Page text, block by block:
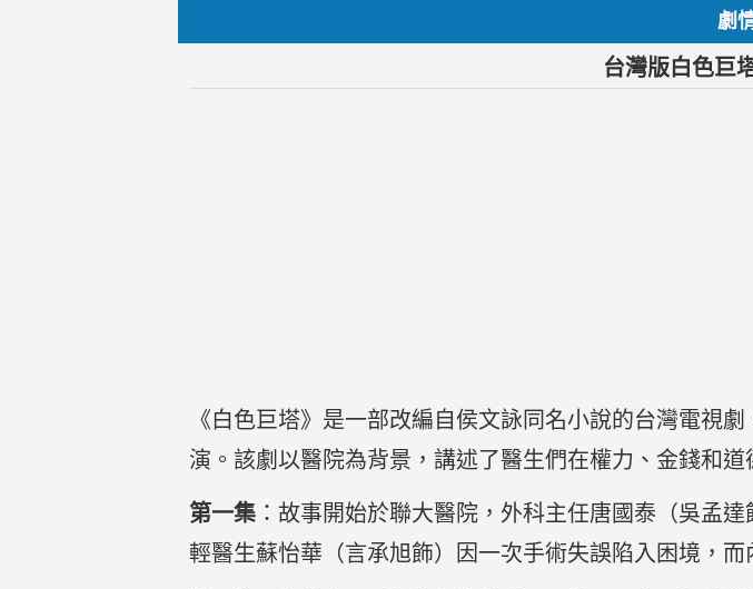
劇
台灣版白色巨
《白色巨塔》是一部改編自侯文詠同名小說的台灣電視
演。該劇以醫院為背景，講述了醫生們在權力、金錢和
第一集 ：故事開始於聯大醫院，外科主任唐國泰（吳孟
輕醫生蘇怡華（言承旭飾）因一次手術失誤陷入困境，